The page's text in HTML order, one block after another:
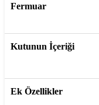
Fermuar
Kutunun İçeriği
Ek Özellikler